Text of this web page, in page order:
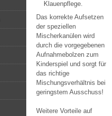
Klauenpflege.
Das korrekte Aufsetzen
der speziellen
Mischerkanülen wird
durch die vorgegebenen
Aufnahmebolzen zum
Kinderspiel und sorgt für
das richtige
Mischungsverhältnis bei
geringstem Ausschuss!
Weitere Vorteile auf